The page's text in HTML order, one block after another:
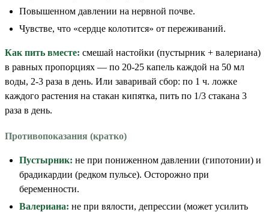
Повышенном давлении на нервной почве.
Чувстве, что «сердце колотится» от переживаний.
Как пить вместе: смешай настойки (пустырник + валериана)
в равных пропорциях — по 20-25 капель каждой на 50 мл
воды, 2-3 раза в день. Или заваривай сбор: по 1 ч. ложке
каждого растения на стакан кипятка, пить по 1/3 стакана 3
раза в день.
Противопоказания (кратко)
Пустырник: не при пониженном давлении (гипотонии) и
брадикардии (редком пульсе). Осторожно при
беременности.
Валериана: не при вялости, депрессии (может усилить